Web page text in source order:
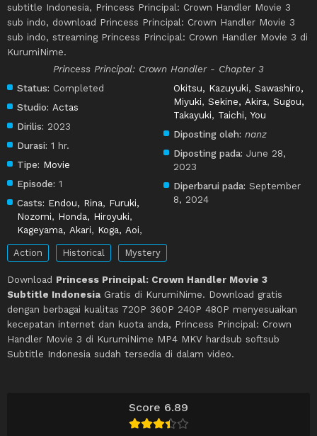
Score 6.89
subtitle Indonesia, Princess Principal: Crown Handler Movie 3
sub indo, download Princess Principal: Crown Handler Movie 3
sub indo, streaming Princess Principal: Crown Handler Movie 3 di
KurumiNime.
Princess Principal: Crown Handler - Chapter 3
Status: Completed
Studio: Actas
Dirilis: 2023
Durasi: 1 hr.
Tipe: Movie
Episode: 1
Casts: Endou, Rina, Furuki,
Nozomi, Honda, Hiroyuki,
Kageyama, Akari, Koga, Aoi,
Okitsu, Kazuyuki,Sawashiro,
Miyuki,Sekine, Akira,Sugou,
Takayuki, Taichi, You
Diposting oleh: nanz
Diposting pada: June 28,
2023
Diperbarui pada: September
8, 2024
Action Historical Mystery
Download Princess Principal: Crown Handler Movie 3
Subtitle Indonesia Gratis di KurumiNime. Download gratis
dengan berbagai kualitas 720P 360P 240P 480P menyesuaikan
kecepatan internet dan kuota anda, Princess Principal: Crown
Handler Movie 3 di KurumiNime MP4 MKV hardsub softsub
Subtitle Indonesia sudah tersedia di dalam video.